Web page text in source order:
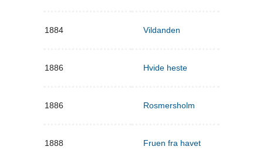
1884 Vildanden
1886 Hvide heste
1886 Rosmersholm
1888 Fruen fra havet